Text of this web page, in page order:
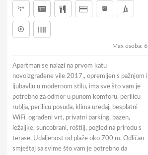
Max osoba: 6
Apartman se nalazi na prvom katu
novoizgrađene vile 2017., opremljen s pažnjom i
ljubavlju u modernom stilu, ima sve što vam je
potrebno za odmor u punom komforu, perilicu
rublja, perilicu posuđa, klima uređaj, besplatni
WiFi, ograđeni vrt, privatni parking, bazen,
ležaljke, suncobrani, roštilj, pogled na prirodu s
terase. Udaljenost od plaže oko 700 m. Odličan
smještaj sa svime što vam je potrebno da